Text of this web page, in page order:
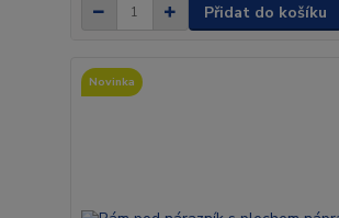
Přidat do košíku
Novinka